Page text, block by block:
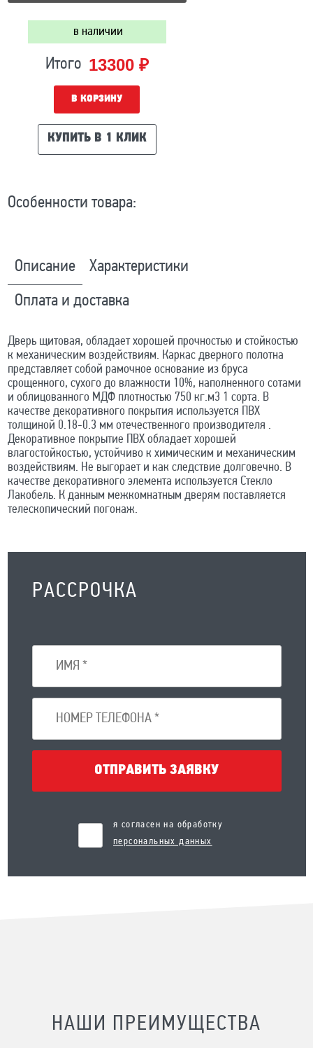
в наличии
Итого 13300 ₽
В КОРЗИНУ
КУПИТЬ В 1 КЛИК
Особенности товара:
Описание Характеристики
Оплата и доставка
Дверь щитовая, обладает хорошей прочностью и стойкостью
к механическим воздействиям. Каркас дверного полотна
представляет собой рамочное основание из бруса
срощенного, сухого до влажности 10%, наполненного сотами
и облицованного МДФ плотностью 750 кг.м3 1 сорта. В
качестве декоративного покрытия используется ПВХ
толщиной 0.18-0.3 мм отечественного производителя .
Декоративное покрытие ПВХ обладает хорошей
влагостойкостью, устойчиво к химическим и механическим
воздействиям. Не выгорает и как следствие долговечно. В
качестве декоративного элемента используется Стекло
Лакобель. К данным межкомнатным дверям поставляется
телескопический погонаж.
РАССРОЧКА
ОТПРАВИТЬ ЗАЯВКУ
я согласен на обработку
персональных данных
НАШИ ПРЕИМУЩЕСТВА